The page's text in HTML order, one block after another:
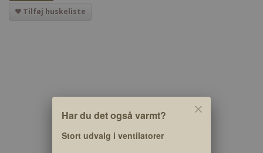
Tilføj huskeliste
Har du det også varmt?
Stort udvalg i ventilatorer